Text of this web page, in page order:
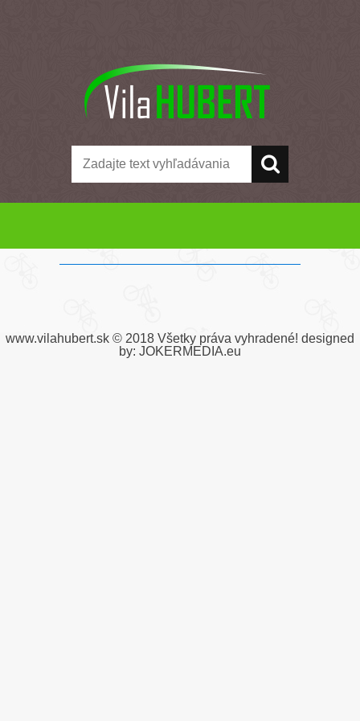
www.vilahubert.sk © 2018 Všetky práva vyhradené! designed
by: JOKERMEDIA.eu